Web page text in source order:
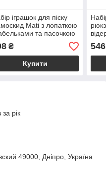
іграшок для піску
Mati з лопаткою
та пасочкою
дітей 009/13
₴
Купити
та
546
рік
49000, Дніпро, Україна